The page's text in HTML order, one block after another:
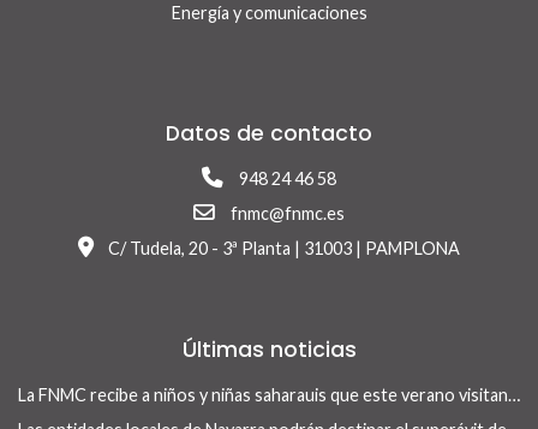
Energía y comunicaciones
Datos de contacto
948 24 46 58
fnmc@fnmc.es
C/ Tudela, 20 - 3ª Planta | 31003 | PAMPLONA
Últimas noticias
La FNMC recibe a niños y niñas saharauis que este verano visitan Navarra con el programa Vacaciones en Paz